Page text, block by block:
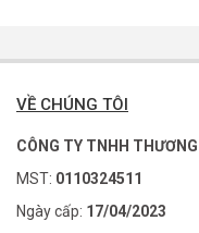
VỀ CHÚNG TÔI
CÔNG TY TNHH
MST: 0110324511
Ngày cấp: 17/04/2023